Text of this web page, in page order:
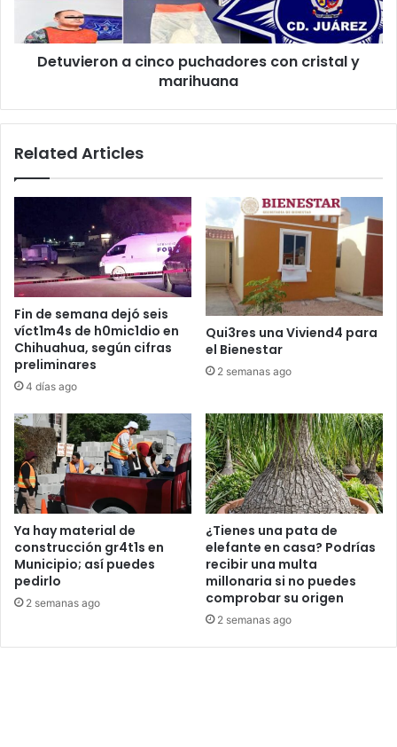
marihuana
Detuvieron a cinco puchadores con cristal y
marihuana
Related Articles
Fin de semana dejó seis
víct1m4s de h0mic1dio en
Chihuahua, según cifras
preliminares
4 días ago
Qui3res una Viviend4 para
el Bienestar
2 semanas ago
Ya hay material de
construcción gr4t1s en
Municipio; así puedes
pedirlo
2 semanas ago
¿Tienes una pata de
elefante en casa? Podrías
recibir una multa
millonaria si no puedes
comprobar su origen
2 semanas ago